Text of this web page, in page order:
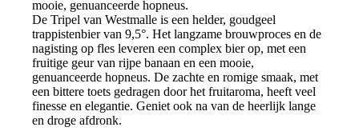
mooie, genuanceerde hopneus.
De Tripel van Westmalle is een helder, goudgeel
trappistenbier van 9,5°. Het langzame brouwproces en de
nagisting op fles leveren een complex bier op, met een
fruitige geur van rijpe banaan en een mooie,
genuanceerde hopneus. De zachte en romige smaak, met
een bittere toets gedragen door het fruitaroma, heeft veel
finesse en elegantie. Geniet ook na van de heerlijk lange
en droge afdronk.